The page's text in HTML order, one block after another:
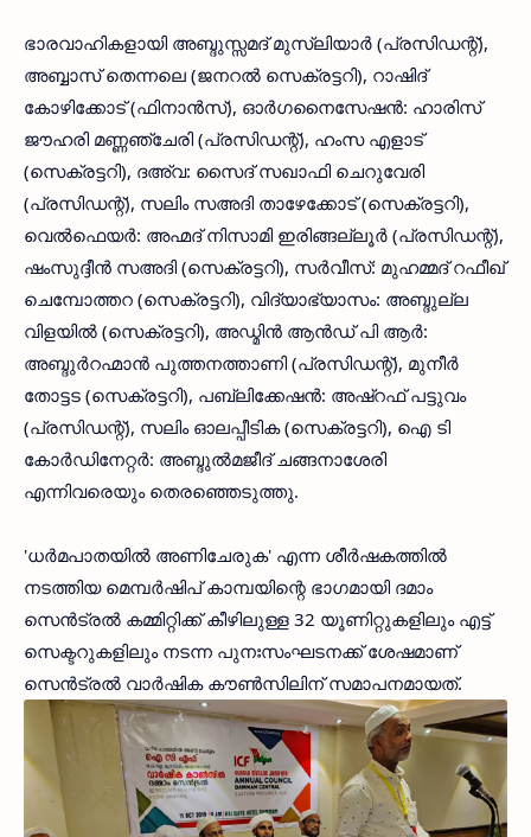
ഭാരവാഹികളായി അബ്ദുസ്സമദ് മുസ്ലിയാര്‍ (പ്രസിഡന്റ്),
അബ്ബാസ് തെന്നലെ (ജനറല്‍ സെക്രട്ടറി), റാഷിദ്
കോഴിക്കോട് (ഫിനാന്‍സ്), ഓര്‍ഗനൈസേഷന്‍: ഹാരിസ്
ജൗഹരി മണ്ണഞ്ചേരി (പ്രസിഡന്റ്), ഹംസ എളാട്
(സെക്രട്ടറി), ദഅ്‌വ: സൈദ് സഖാഫി ചെറുവേരി
(പ്രസിഡന്റ്), സലിം സഅദി താഴേക്കോട് (സെക്രട്ടറി),
വെല്‍ഫെയര്‍: അഹ്മദ് നിസാമി ഇരിങ്ങല്ലൂര്‍ (പ്രസിഡന്റ്),
ഷംസുദ്ദീന്‍ സഅദി (സെക്രട്ടറി), സര്‍വീസ്: മുഹമ്മദ് റഫീഖ്
ചെമ്പോത്തറ (സെക്രട്ടറി), വിദ്യാഭ്യാസം: അബ്ദുല്ല
വിളയില്‍ (സെക്രട്ടറി), അഡ്മിന്‍ ആന്‍ഡ് പി ആര്‍:
അബ്ദുര്‍റഹ്മാന്‍ പുത്തനത്താണി (പ്രസിഡന്റ്), മുനീര്‍
തോട്ടട (സെക്രട്ടറി), പബ്ലിക്കേഷന്‍: അഷ്റഫ് പട്ടുവം
(പ്രസിഡന്റ്), സലിം ഓലപ്പീടിക (സെക്രട്ടറി), ഐ ടി
കോര്‍ഡിനേറ്റര്‍: അബ്ദുല്‍മജീദ് ചങ്ങനാശേരി
എന്നിവരെയും തെരഞ്ഞെടുത്തു.
'ധര്‍മപാതയില്‍ അണിചേരുക' എന്ന ശീര്‍ഷകത്തില്‍
നടത്തിയ മെമ്പര്‍ഷിപ് കാമ്പയിന്റെ ഭാഗമായി ദമാം
സെന്‍ട്രല്‍ കമ്മിറ്റിക്ക് കീഴിലുള്ള 32 യൂണിറ്റുകളിലും എട്ട്
സെക്ടറുകളിലും നടന്ന പുനഃസംഘടനക്ക് ശേഷമാണ്
സെന്‍ട്രല്‍ വാര്‍ഷിക കൗണ്‍സിലിന് സമാപനമായത്.